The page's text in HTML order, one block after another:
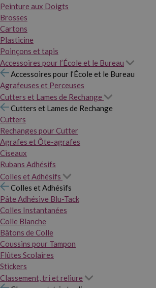
Peinture aux Doigts
Brosses
Cartons
Plasticine
Poinçons et tapis
Accessoires pour l’École et le Bureau
Accessoires pour l’École et le Bureau
Agrafeuses et Perceuses
Cutters et Lames de Rechange
Cutters et Lames de Rechange
Cutters
Rechanges pour Cutter
Agrafes et Ôte-agrafes
Ciseaux
Rubans Adhésifs
Colles et Adhésifs
Colles et Adhésifs
Pâte Adhésive Blu-Tack
Colles Instantanées
Colle Blanche
Bâtons de Colle
Coussins pour Tampon
Flûtes Scolaires
Stickers
Classement, tri et reliure